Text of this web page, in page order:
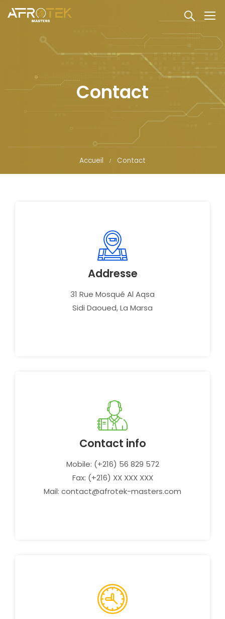
Contact
Accueil Contact
Addresse
31 Rue Mosqué Al Aqsa
Sidi Daoued, La Marsa
Contact info
Mobile: (+216) 56 829 572
Fax: (+216) XX XXX XXX
Mail: contact@afrotek-masters.com